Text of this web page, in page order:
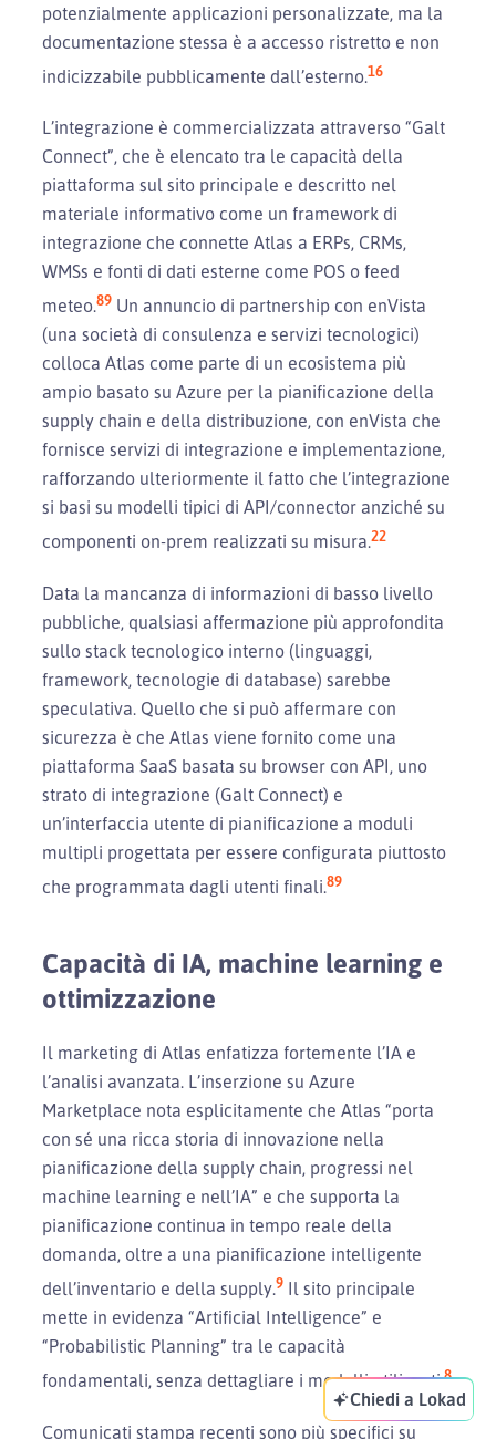
potenzialmente applicazioni personalizzate, ma la
documentazione stessa è a accesso ristretto e non
indicizzabile pubblicamente dall’esterno.16
L’integrazione è commercializzata attraverso “Galt
Connect”, che è elencato tra le capacità della
piattaforma sul sito principale e descritto nel
materiale informativo come un framework di
integrazione che connette Atlas a ERPs, CRMs,
WMSs e fonti di dati esterne come POS o feed
meteo.89 Un annuncio di partnership con enVista
(una società di consulenza e servizi tecnologici)
colloca Atlas come parte di un ecosistema più
ampio basato su Azure per la pianificazione della
supply chain e della distribuzione, con enVista che
fornisce servizi di integrazione e implementazione,
rafforzando ulteriormente il fatto che l’integrazione
si basi su modelli tipici di API/connector anziché su
componenti on-prem realizzati su misura.22
Data la mancanza di informazioni di basso livello
pubbliche, qualsiasi affermazione più approfondita
sullo stack tecnologico interno (linguaggi,
framework, tecnologie di database) sarebbe
speculativa. Quello che si può affermare con
sicurezza è che Atlas viene fornito come una
piattaforma SaaS basata su browser con API, uno
strato di integrazione (Galt Connect) e
un’interfaccia utente di pianificazione a moduli
multipli progettata per essere configurata piuttosto
che programmata dagli utenti finali.89
Capacità di IA, machine learning e
ottimizzazione
Il marketing di Atlas enfatizza fortemente l’IA e
l’analisi avanzata. L’inserzione su Azure
Marketplace nota esplicitamente che Atlas “porta
con sé una ricca storia di innovazione nella
pianificazione della supply chain, progressi nel
machine learning e nell’IA” e che supporta la
pianificazione continua in tempo reale della
domanda, oltre a una pianificazione intelligente
dell’inventario e della supply.9 Il sito principale
mette in evidenza “Artificial Intelligence” e
“Probabilistic Planning” tra le capacità
fondamentali, senza dettagliare i modelli utilizzati.8
Comunicati stampa recenti sono più specifici su
Chiedi a Lokad